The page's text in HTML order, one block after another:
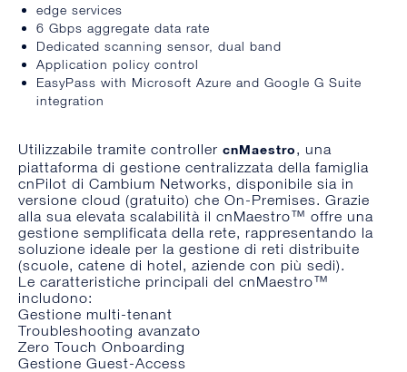
edge services
6 Gbps aggregate data rate
Dedicated scanning sensor, dual band
Application policy control
EasyPass with Microsoft Azure and Google G Suite
integration
Utilizzabile tramite controller cnMaestro, una
piattaforma di gestione centralizzata della famiglia
cnPilot di Cambium Networks, disponibile sia in
versione cloud (gratuito) che On-Premises. Grazie
alla sua elevata scalabilità il cnMaestro™ offre una
gestione semplificata della rete, rappresentando la
soluzione ideale per la gestione di reti distribuite
(scuole, catene di hotel, aziende con più sedi).
Le caratteristiche principali del cnMaestro™
includono:
Gestione multi-tenant
Troubleshooting avanzato
Zero Touch Onboarding
Gestione Guest-Access